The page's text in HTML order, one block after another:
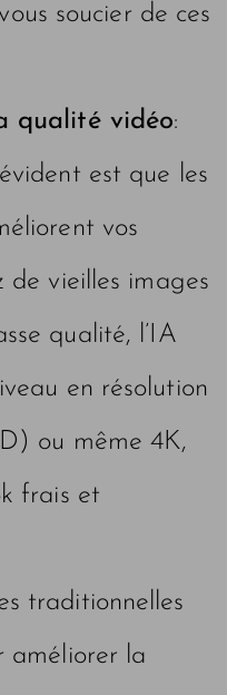
soucier de ces
qualité vidéo:
est que les
vos
de vieilles images
qualité, l’IA
en résolution
ou même 4K,
frais et
traditionnelles
améliorer la